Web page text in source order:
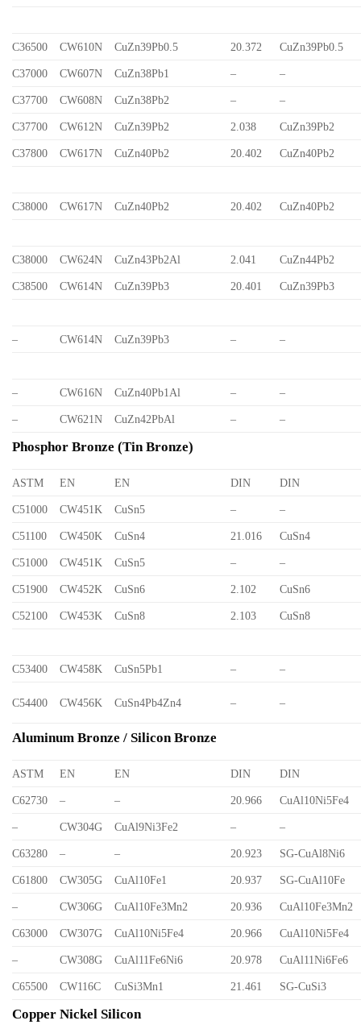
C36500 CW610N CuZn39Pb0.5 20.372 CuZn39Pb0.5
C37000 CW607N CuZn38Pb1 – –
C37700 CW608N CuZn38Pb2 – –
C37700 CW612N CuZn39Pb2 2.038 CuZn39Pb2
C37800 CW617N CuZn40Pb2 20.402 CuZn40Pb2
C38000 CW617N CuZn40Pb2 20.402 CuZn40Pb2
C38000 CW624N CuZn43Pb2Al 2.041 CuZn44Pb2
C38500 CW614N CuZn39Pb3 20.401 CuZn39Pb3
– CW614N CuZn39Pb3 – –
– CW616N CuZn40Pb1Al – –
– CW621N CuZn42PbAl – –
Phosphor Bronze (Tin Bronze)
ASTM EN EN DIN DIN
C51000 CW451K CuSn5 – –
C51100 CW450K CuSn4 21.016 CuSn4
C51000 CW451K CuSn5 – –
C51900 CW452K CuSn6 2.102 CuSn6
C52100 CW453K CuSn8 2.103 CuSn8
C53400 CW458K CuSn5Pb1 – –
C54400 CW456K CuSn4Pb4Zn4 – –
Aluminum Bronze / Silicon Bronze
ASTM EN EN DIN DIN
C62730 – – 20.966 CuAl10Ni5Fe4
– CW304G CuAl9Ni3Fe2 – –
C63280 – – 20.923 SG-CuAl8Ni6
C61800 CW305G CuAl10Fe1 20.937 SG-CuAl10Fe
– CW306G CuAl10Fe3Mn2 20.936 CuAl10Fe3Mn2
C63000 CW307G CuAl10Ni5Fe4 20.966 CuAl10Ni5Fe4
– CW308G CuAl11Fe6Ni6 20.978 CuAl11Ni6Fe6
C65500 CW116C CuSi3Mn1 21.461 SG-CuSi3
Copper Nickel Silicon